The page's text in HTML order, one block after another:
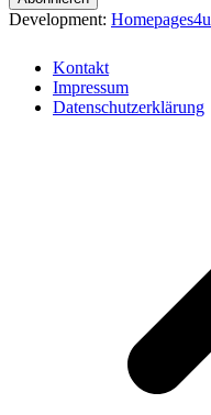
Development: Homepages4u
Kontakt
Impressum
Datenschutzerklärung